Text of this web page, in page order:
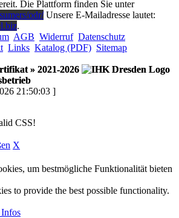
Die Plattform finden Sie unter
odr/Unsere E-Mailadresse lautet:
.
AGB Widerruf Datenschutz
Links Katalog (PDF) Sitemap
» 2021-2026
21:50:03 ]
X
um bestmögliche Funktionalität bieten
to provide the best possible functionality.